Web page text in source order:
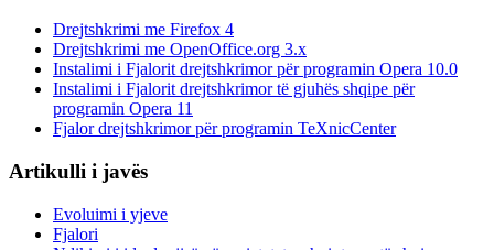
Drejtshkrimi me Firefox 4
Drejtshkrimi me OpenOffice.org 3.x
Instalimi i Fjalorit drejtshkrimor për programin Opera 10.0
Instalimi i Fjalorit drejtshkrimor të gjuhës shqipe për
programin Opera 11
Fjalor drejtshkrimor për programin TeXnicCenter
Artikulli i javës
Evoluimi i yjeve
Fjalori